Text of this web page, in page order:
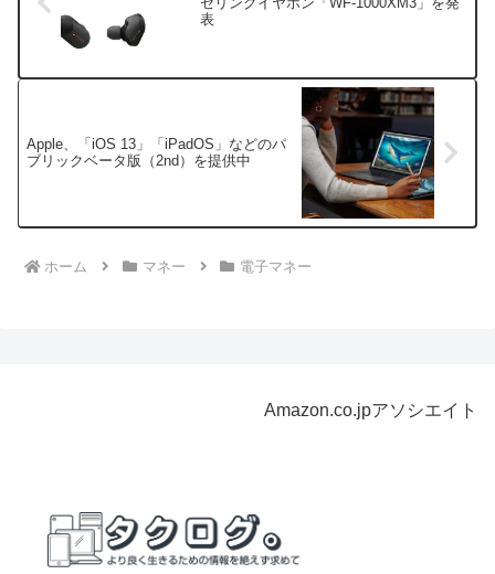
表
Apple、「iOS 13」「iPadOS」などのパ
ブリックベータ版（2nd）を提供中
ホーム マネー 電子マネー
Amazon.co.jpアソシエイト